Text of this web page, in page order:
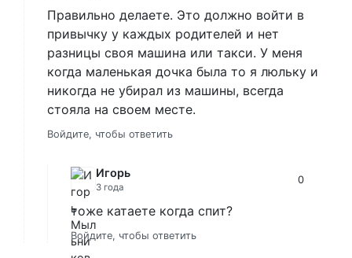
Правильно делаете. Это должно войти в
привычку у каждых родителей и нет
разницы своя машина или такси. У меня
когда маленькая дочка была то я люльку и
никогда не убирал из машины, всегда
стояла на своем месте.
Войдите, чтобы ответить
Игорь
3 года
0
тоже катаете когда спит?
Войдите, чтобы ответить